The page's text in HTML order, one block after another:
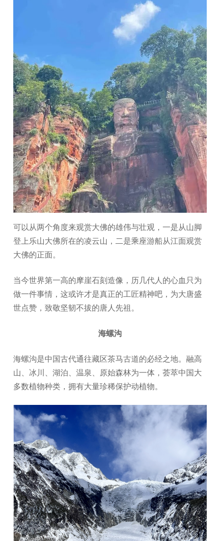
可以从两个角度来观赏大佛的雄伟与壮观，一是从山脚
登上乐山大佛所在的凌云山，二是乘座游船从江面观赏
大佛的正面。
当今世界第一高的摩崖石刻造像，历几代人的心血只为
做一件事情，这或许才是真正的工匠精神吧，为大唐盛
世点赞，致敬坚韧不拔的唐人先祖。
海螺沟
海螺沟是中国古代通往藏区茶马古道的必经之地。融高
山、冰川、湖泊、温泉、原始森林为一体，荟萃中国大
多数植物种类，拥有大量珍稀保护动植物。